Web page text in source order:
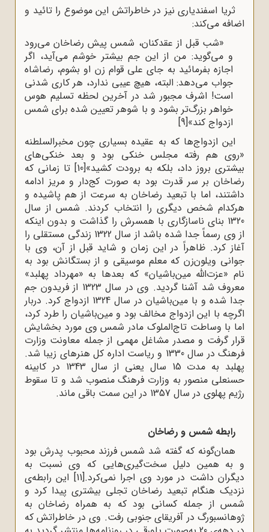
ثریا اسفندیاری نیز در خاطراتش این موضوع را تائید و
اضافه می‌کند:
«شب قبل از عقدکنان، شمس پیش رضاخان می‌رود
و می‌گوید: من از این جم بیشتر خوشم می‌آید، اگر
اجازه بفرمائید به جای علی قوام زن او بشوم، رضاشاه
جواب می‌دهد: البته، هیچ عیبی ندارد، هر کاری شدنی
است! اشرف مجبور شد در آخرین لحظه تسلیم هوس
خواهر بزرگ‌تر بشود و با شوهر تعیین شده برای شمس
ازدواج کند»[9]
این ازدواج‌ها که به عقیده بسیاری چون مخبرالسلطنه
«روی هم رفته مجلس خنکی بود و بعد خنکی‌های
بیشتری بروز داد، بلکه به برودت کشید»[10] تا زمانی که
رضاخان بر سر قدرت بود به صورت کج‌دار و مریز ادامه
داشتند، اما با تبعید رضاخان به سرعت از هم پاشیده و
هرکدام شخص دیگری را انتخاب کردند. شمس از سال
1320 بنای ناسازگاری با همسرش را گذاشت و بدون اینکه
از وی رسماً جدا شده باشد از سال 1322 زندگی مستقلی را
آغاز کرد. ظاهراً در این زمان و شاید قبل از آن، وی با
جوانی ویلون‌زن که معلم موسیقی و از بستگانش بود به
نام «عزت‌الله مین‌باشیان» که بعدها به «مهرداد پهلبد»
معروف شد آشنا گردید. وی در سال 1323 از فریدون جم
جدا شده و با مین‌باشیان در سال 1324 ازدواج کرد. دربار
اگرچه با این ازدواج مخالف بود و مین‌باشیان را طرد کرد،
اما با وساطت تاج‌الملوک مادر شمس وی مورد بخشایش
قرار گرفت و مصدر مشاغل مهمی از جمله معاونت وزارت
فرهنگ در سال 1330 و ریاست اداره کل هنرهای زیبا شد.
پهلبد به مدت 15 سال یعنی از سال 1343 در کابینه
حسنعلی منصور به وزارت فرهنگ منصوب شد و تا سقوط
رژیم پهلوی در سال 1357 در این سمت باقی ماند.
رابطه شمس و رضاخان
همان‌گونه که گفته شد شمس فرزند محبوب پدرش بود
و به همین دلیل سخت‌گیری‌هایی که وی نسبت به
دیگران داشت در مورد وی اجرا نمی‌کرد.[11] این رابطه‌ی
نزدیک هنگام تبعید رضاخان تجلی بیشتری پیدا کرد و
شمس از جمله کسانی بود که به همراه رضاخان به
ژوهانسبورگ در آفریقای جنوبی رفت. وی در خاطراتش که